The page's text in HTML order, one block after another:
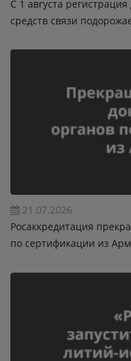
C 1 августа
средств связи
21.07.2026
Росаккредитация
по сертификации из